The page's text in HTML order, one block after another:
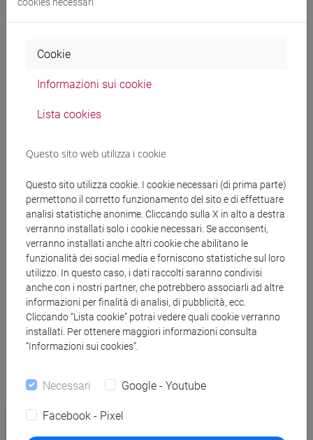
Scadenza:25/06/2025
Documenti collegati al
bando
copertina.pdf
Banca Dati Nazionale dei Contratti Pubblici
Torna all'elenco dei bandi
Procedure di gara per cui è possibile
Cookie
Informazioni sui cookie
Lista cookies
Questo sito web utilizza i cookie
Questo sito utilizza cookie. I cookie necessari (di prima parte)
permettono il corretto funzionamento del sito e di effettuare
analisi statistiche anonime. Cliccando sulla X in alto a destra
verranno installati solo i cookie necessari. Se acconsenti,
verranno installati anche altri cookie che abilitano le
funzionalità dei social media e forniscono statistiche sul loro
utilizzo. In questo caso, i dati raccolti saranno condivisi
anche con i nostri partner, che potrebbero associarli ad altre
informazioni per finalità di analisi, di pubblicità, ecc.
Cliccando “Lista cookie” potrai vedere quali cookie verranno
installati. Per ottenere maggiori informazioni consulta
“Informazioni sui cookies”.
Necessari Google - Youtube
Facebook - Pixel